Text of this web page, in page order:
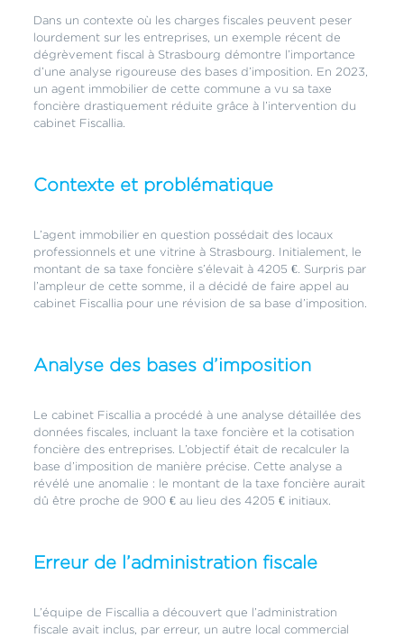
Dans un contexte où les charges fiscales peuvent peser
lourdement sur les entreprises, un exemple récent de
dégrèvement fiscal à Strasbourg démontre l’importance
d’une analyse rigoureuse des bases d’imposition. En 2023,
un agent immobilier de cette commune a vu sa taxe
foncière drastiquement réduite grâce à l’intervention du
cabinet Fiscallia.
Contexte et problématique
L’agent immobilier en question possédait des locaux
professionnels et une vitrine à Strasbourg. Initialement, le
montant de sa taxe foncière s’élevait à 4205 €. Surpris par
l’ampleur de cette somme, il a décidé de faire appel au
cabinet Fiscallia pour une révision de sa base d’imposition.
Analyse des bases d’imposition
Le cabinet Fiscallia a procédé à une analyse détaillée des
données fiscales, incluant la taxe foncière et la cotisation
foncière des entreprises. L’objectif était de recalculer la
base d’imposition de manière précise. Cette analyse a
révélé une anomalie : le montant de la taxe foncière aurait
dû être proche de 900 € au lieu des 4205 € initiaux.
Erreur de l’administration fiscale
L’équipe de Fiscallia a découvert que l’administration
fiscale avait inclus, par erreur, un autre local commercial